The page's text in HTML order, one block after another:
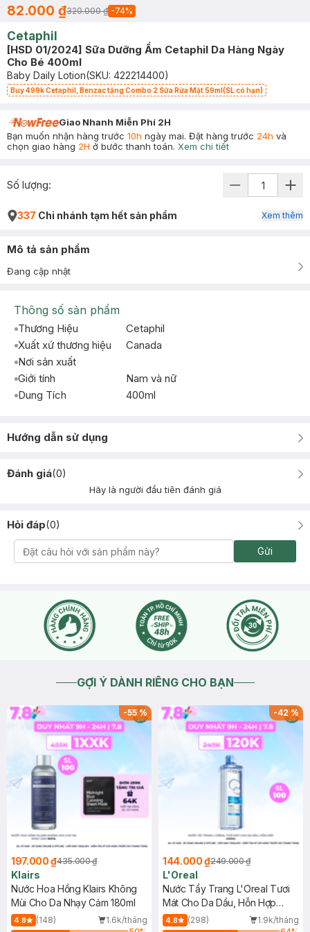
82.000 ₫320.000 ₫ -74%
Cetaphil
[HSD 01/2024] Sữa Dưỡng Ẩm Cetaphil Da Hàng Ngày
Cho Bé 400ml
Baby Daily Lotion(SKU: 422214400)
Buy 499k Cetaphil, Benzac tặng Combo 2 Sữa Rửa Mặt 59ml(SL có hạn)
Giao Nhanh Miễn Phí 2H
Bạn muốn nhận hàng trước 10h ngày mai. Đặt hàng trước 24h và
chọn giao hàng 2H ở bước thanh toán. Xem chi tiết
Số lượng:
337 Chi nhánh tạm hết sản phẩm Xem thêm
Mô tả sản phẩm
Đang cập nhật
Thông số sản phẩm
Thương Hiệu
Cetaphil
Xuất xứ thương hiệu
Canada
Nơi sản xuất
Giới tính
Nam và nữ
Dung Tích
400ml
Hướng dẫn sử dụng
Đánh giá(0)
Hãy là người đầu tiên đánh giá
Hỏi đáp(0)
Gửi
GỢI Ý DÀNH RIÊNG CHO BẠN
-55%
197.000 ₫435.000 ₫
Klairs
Nước Hoa Hồng Klairs Không
Mùi Cho Da Nhạy Cảm 180ml
4.8 (148)
1.6k/tháng
-42%
144.000 ₫249.000 ₫
L'Oreal
Nước Tẩy Trang L'Oreal Tươi
Mát Cho Da Dầu, Hỗn Hợp
400ml
4.8 (298)
1.9k/tháng